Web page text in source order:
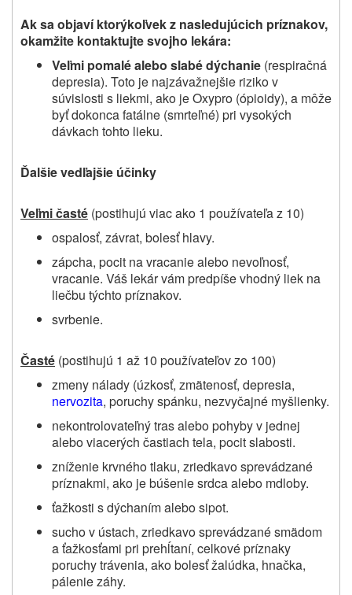
Ak sa objaví ktorýkoľvek z nasledujúcich príznakov,
okamžite kontaktujte svojho lekára:
Veľmi pomalé alebo slabé dýchanie (respiračná
depresia). Toto je najzávažnejšie riziko v
súvislosti s liekmi, ako je Oxypro (ópioidy), a môže
byť dokonca fatálne (smrteľné) pri vysokých
dávkach tohto lieku.
Ďalšie vedľajšie účinky
Veľmi časté (postihujú viac ako 1 používateľa z 10)
ospalosť, závrat, bolesť hlavy.
zápcha, pocit na vracanie alebo nevoľnosť,
vracanie. Váš lekár vám predpíše vhodný liek na
liečbu týchto príznakov.
svrbenie.
Časté (postihujú 1 až 10 používateľov zo 100)
zmeny nálady (úzkosť, zmätenosť, depresia,
nervozita, poruchy spánku, nezvyčajné myšlienky.
nekontrolovateľný tras alebo pohyby v jednej
alebo viacerých častiach tela, pocit slabosti.
zníženie krvného tlaku, zriedkavo sprevádzané
príznakmi, ako je búšenie srdca alebo mdloby.
ťažkosti s dýchaním alebo sipot.
sucho v ústach, zriedkavo sprevádzané smädom
a ťažkosťami pri prehĺtaní, celkové príznaky
poruchy trávenia, ako bolesť žalúdka, hnačka,
pálenie záhy.